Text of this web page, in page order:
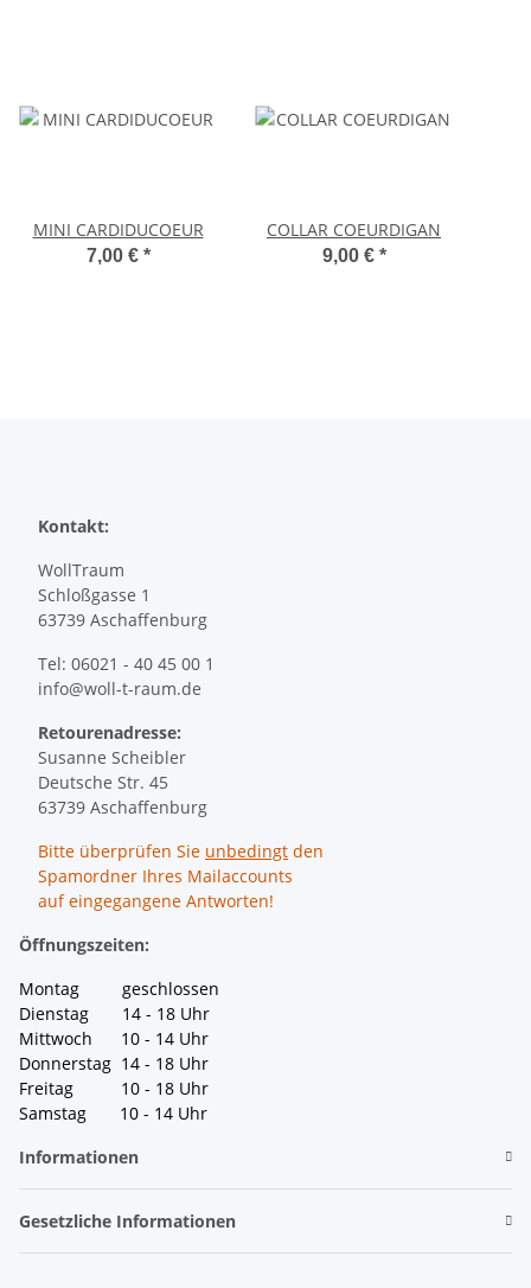
MINI CARDIDUCOEUR
7,00 € *
COLLAR COEURDIGAN
9,00 € *
Kontakt:
WollTraum
Schloßgasse 1
63739 Aschaffenburg
Tel: 06021 - 40 45 00 1
info@woll-t-raum.de
Retourenadresse:
Susanne Scheibler
Deutsche Str. 45
63739 Aschaffenburg
Bitte überprüfen Sie unbedingt den
Spamordner Ihres Mailaccounts
auf eingegangene Antworten!
Öffnungszeiten:
Montag geschlossen
Dienstag 14 - 18 Uhr
Mittwoch 10 - 14 Uhr
Donnerstag 14 - 18 Uhr
Freitag 10 - 18 Uhr
Samstag 10 - 14 Uhr
Informationen
Gesetzliche Informationen